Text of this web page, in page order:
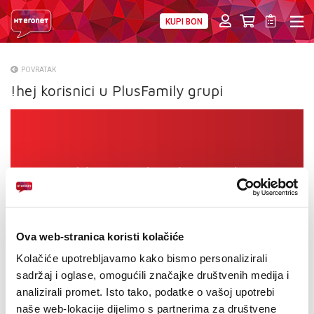
Ova web-stranica koristi kolačiće
Kolačiće upotrebljavamo kako bismo personalizirali
sadržaj i oglase, omogućili značajke društvenih medija i
analizirali promet. Isto tako, podatke o vašoj upotrebi
naše web-lokacije dijelimo s partnerima za društvene
KUPI BON
O NAMA
VELEPRODAJA
MOJ PROFIL
E-RAČUN
POVRATAK
!hej korisnici u PlusFamily grupi